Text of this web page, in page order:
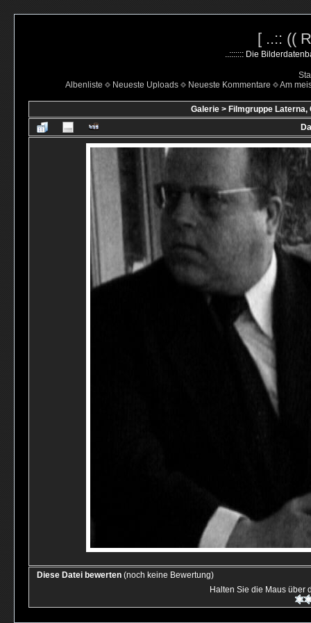
[ ..:: ((
..::::::: Die
Albenliste
Neueste Uploads Neueste Kommentare Am
Galerie > Filmgruppe Laterna,
Diese Datei bewerten (noch keine Bewertung)
Halten Sie die Maus über